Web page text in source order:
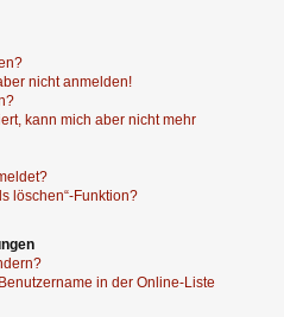
nicht anmelden!
kann mich aber nicht mehr
löschen“-Funktion?
in der Online-Liste